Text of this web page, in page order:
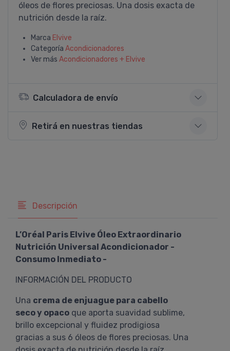
óleos de flores preciosas. Una dosis exacta de
nutrición desde la raí­z.
Marca Elvive
Categoría Acondicionadores
Ver más Acondicionadores + Elvive
Calculadora de envío
Retirá en nuestras tiendas
Descripción
L’Oréal Paris Elvive Óleo Extraordinario
Nutrición Universal Acondicionador -
Consumo Inmediato -
INFORMACIÓN DEL PRODUCTO
Una crema de enjuague para cabello
seco y opaco que aporta suavidad sublime,
brillo excepcional y fluidez prodigiosa
gracias a sus 6 óleos de flores preciosas. Una